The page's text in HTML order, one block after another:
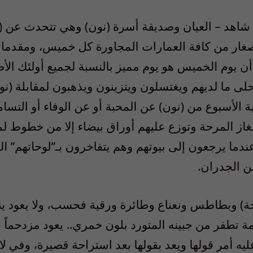
شاهد – العيان وصديقة أسرة (نون) وهي تتحدث عن
من كافة العمارات المجاورة كل خميس، ومقدما
يوم الخميس هو يوم مميز بالنسبة لجميع أولئك
ما لديهم ويغتسلون ويتزينون ويذهبون لمقابلة
الأسبوع من (نون) عن المحبة أو عن الوفاء أو
المرحة وتوزع عليهم أوراق بيضاء إلا من خطوط
يرجعون إلى بيوتهم وهم يتفاخرون بـ”لوحاتهم”
الجدران.
وبطاطس ونعناع وطائرة ورقية فحسب، ولا يعود
من جبينه المتورد بلون خمري.. يعود مزدحماً
أمر قولها ويعد بقولها بعد استراحة قصيرة، وفي